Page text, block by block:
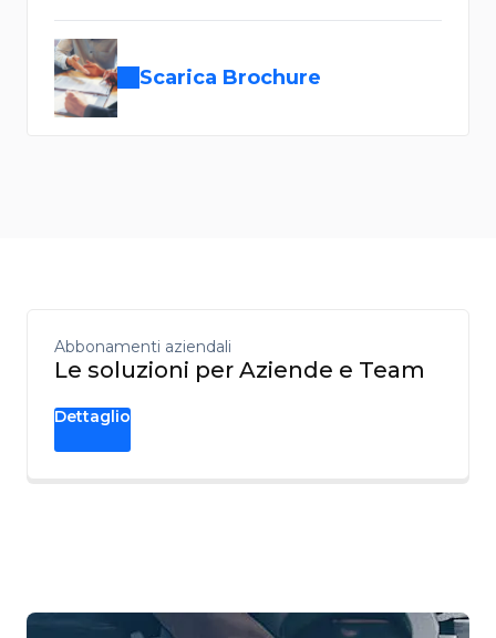
Scarica Brochure
Abbonamenti aziendali
Le soluzioni per Aziende e Team
Dettaglio